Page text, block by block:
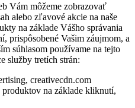
Vám môžeme zobrazovať
alebo zľavové akcie na naše
na základe Vášho správania
prispôsobené Vašim záujmom, a
súhlasom používame na tejto
služby tretích strán:
creativecdn.com
na základe kliknutí,